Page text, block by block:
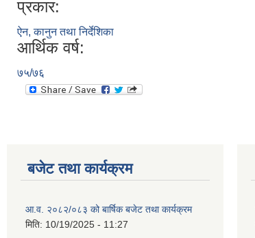
प्रकार:
ऐन, कानुन तथा निर्देशिका
आर्थिक वर्ष:
७५/७६
बजेट तथा कार्यक्रम
आ.व. २०८२/०८३ को बार्षिक बजेट तथा कार्यक्रम
मिति: 10/19/2025 - 11:27